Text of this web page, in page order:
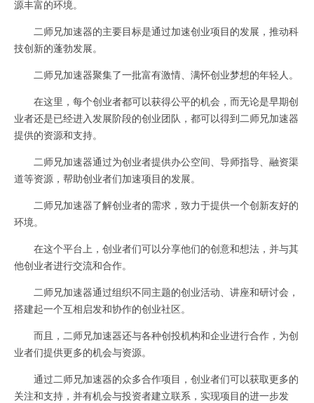
源丰富的环境。
二师兄加速器的主要目标是通过加速创业项目的发展，推动科
技创新的蓬勃发展。
二师兄加速器聚集了一批富有激情、满怀创业梦想的年轻人。
在这里，每个创业者都可以获得公平的机会，而无论是早期创
业者还是已经进入发展阶段的创业团队，都可以得到二师兄加速器
提供的资源和支持。
二师兄加速器通过为创业者提供办公空间、导师指导、融资渠
道等资源，帮助创业者们加速项目的发展。
二师兄加速器了解创业者的需求，致力于提供一个创新友好的
环境。
在这个平台上，创业者们可以分享他们的创意和想法，并与其
他创业者进行交流和合作。
二师兄加速器通过组织不同主题的创业活动、讲座和研讨会，
搭建起一个互相启发和协作的创业社区。
而且，二师兄加速器还与各种创投机构和企业进行合作，为创
业者们提供更多的机会与资源。
通过二师兄加速器的众多合作项目，创业者们可以获取更多的
关注和支持，并有机会与投资者建立联系，实现项目的进一步发